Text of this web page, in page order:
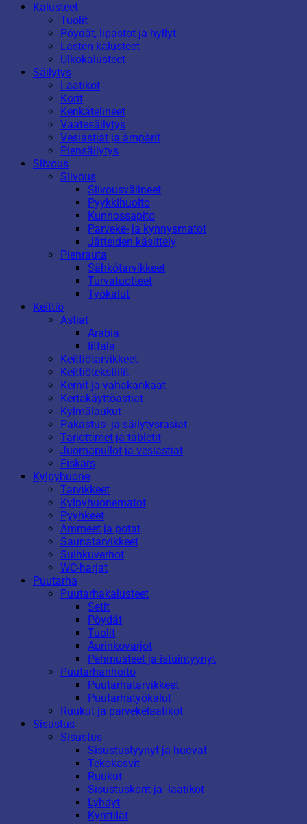
Kalusteet
Tuolit
Pöydät, lipastot ja hyllyt
Lasten kalusteet
Ulkokalusteet
Säilytys
Laatikot
Korit
Kenkätelineet
Vaatesäilytys
Vesiastiat ja ämpärit
Piensäilytys
Siivous
Siivous
Siivousvälineet
Pyykkihuolto
Kunnossapito
Parveke- ja kynnysmatot
Jätteiden käsittely
Pienrauta
Sähkötarvikkeet
Turvatuotteet
Työkalut
Keittiö
Astiat
Arabia
Iittala
Keittiötarvikkeet
Keittiötekstiilit
Kernit ja vahakankaat
Kertakäyttöastiat
Kylmälaukut
Pakastus- ja säilytysrasiat
Tarjottimet ja tabletit
Juomapullot ja vesiastiat
Fiskars
Kylpyhuone
Tarvikkeet
Kylpyhuonematot
Pyyhkeet
Ammeet ja potat
Saunatarvikkeet
Suihkuverhot
WC-harjat
Puutarha
Puutarhakalusteet
Setit
Pöydät
Tuolit
Aurinkovarjot
Pehmusteet ja istuintyynyt
Puutarhanhoito
Puutarhatarvikkeet
Puutarhatyökalut
Ruukut ja parvekelaatikot
Sisustus
Sisustus
Sisustustyynyt ja huovat
Tekokasvit
Ruukut
Sisustuskorit ja -laatikot
Lyhdyt
Kynttilät